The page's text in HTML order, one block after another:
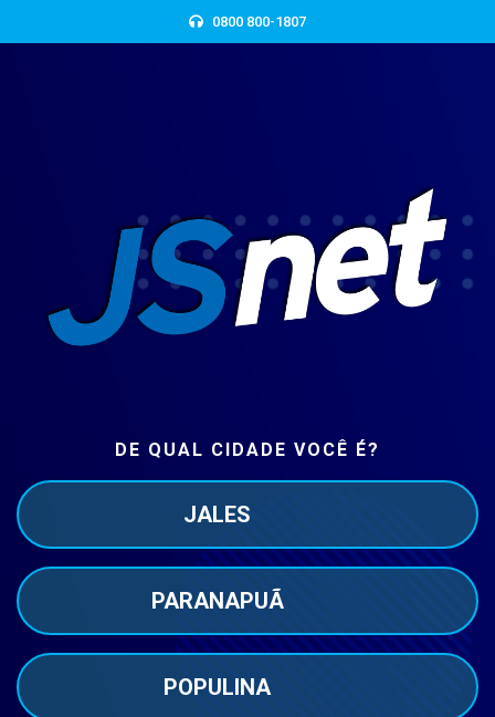
0800 800-1807
DE QUAL CIDADE VOCÊ É?
JALES
PARANAPUÃ
POPULINA